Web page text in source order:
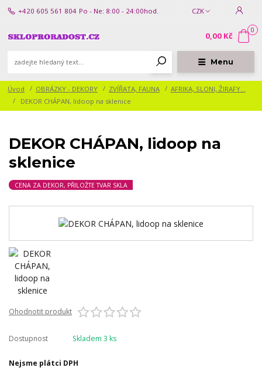
Menu
CZK
+420 605 561 804 Po - Ne: 8:00 - 24:00hod.
0
0,00 Kč
Úvod OBRÁZKY - DEKORY ZVÍŘATA, FAUNA
AFRIKA, SLONI, ŽIRAFY...
DEKOR CHÁPAN, lidoop na sklenice
DEKOR CHÁPAN, lidoop na
sklenice
CENA ZA DEKOR, PŘILOŽTE TVAR SKLA
Ohodnotit produkt
Dostupnost Skladem 3 ks
Nejsme plátci DPH